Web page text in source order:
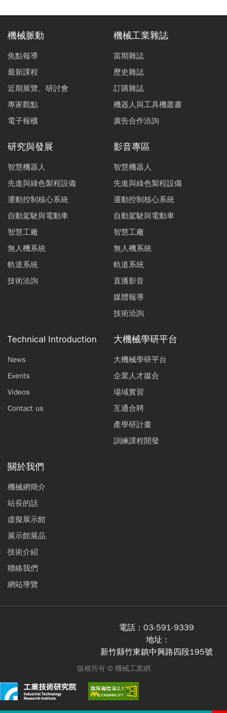
機械脈動
焦點報導
最新課程
近期展覽、研討會
專家觀點
電子報櫃
機械工業雜誌
當期雜誌
歷史雜誌
訂購雜誌
機器人與工具機叢書
廣告合作洽詢
研究與發展
智慧機器人
先進與綠色製程設備
運動控制核心系統
自動駕駛與電動車
智慧工廠
無人機系統
軌道系統
技術洽詢
影音專區
智慧機器人
先進與綠色製程設備
運動控制核心系統
自動駕駛與電動車
智慧工廠
無人機系統
軌道系統
直播影音
媒體報導
技術洽詢
Technical Introduction
News
Events
Videos
Contact us
大機械學研平台
大機械學研平台
企業人才媒合
場域實習
互通合聘
產學研計畫
訓練課程開發
關於我們
機械網簡介
站長的話
虛擬展示館
展示館展品
技術介紹
聯絡我們
網站導覽
電話： 03-591-9339
地址 :
新竹縣竹東鎮中興路四段195號
版權所有 © 機械工業網